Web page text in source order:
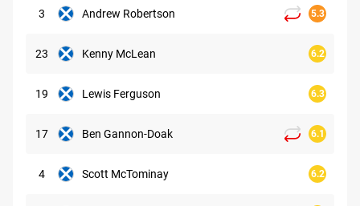
3 Andrew Robertson 5.3
23 Kenny McLean 6.2
19 Lewis Ferguson 6.3
17 Ben Gannon-Doak 6.1
4 Scott McTominay 6.2